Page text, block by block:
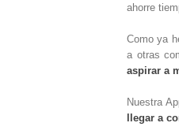
ahorre
Como ya
a otras
aspirar a
Nuestra
llegar a